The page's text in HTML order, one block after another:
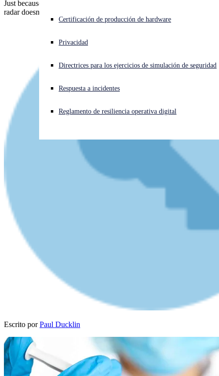
¿Está sufriendo un ciberataque? Obtenga ayuda ahora mismo
Open language switcher
Certificación de producción de hardware
Privacidad
Directrices para los ejercicios de simulación de seguridad
Respuesta a incidentes
Reglamento de resiliencia operativa digital
Just because a medical agency is "obviously" on the cybercriminal
radar doesn't mean that the rest of us are "obviously" off it.
Escrito por Paul Ducklin